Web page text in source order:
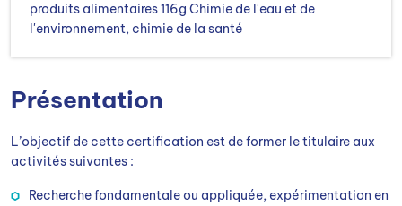
Présentation
L’objectif de cette certification est de former le titulaire aux
activités suivantes :
Recherche fondamentale ou appliquée, expérimentation en
produits alimentaires 116g Chimie de l'eau et de
l'environnement, chimie de la santé